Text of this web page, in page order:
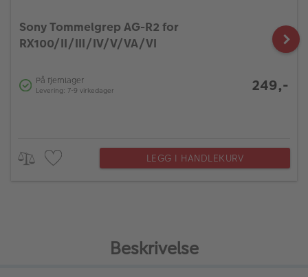
Sony Tommelgrep AG-R2 for
RX100/II/III/IV/V/VA/VI
På fjernlager
Levering: 7-9 virkedager 249,-
LEGG I HANDLEKURV
Beskrivelse